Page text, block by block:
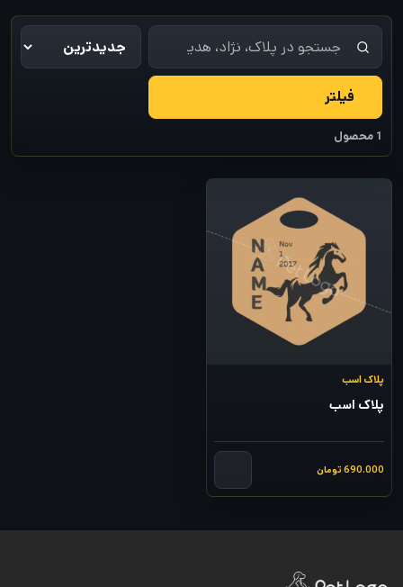
فیلتر
1 محصول
پلاک اسب
پلاک اسب
690.000تومان